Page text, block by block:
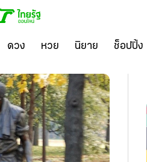
ดวง หวย นิยาย ช็อปปิ้ง